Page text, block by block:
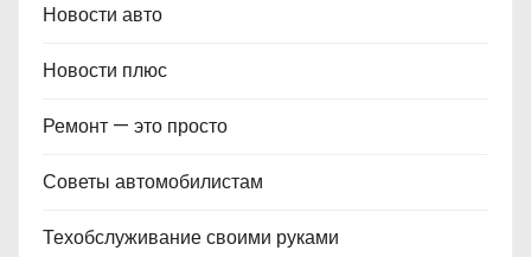
Новости авто
Новости плюс
Ремонт — это просто
Советы автомобилистам
Техобслуживание своими руками